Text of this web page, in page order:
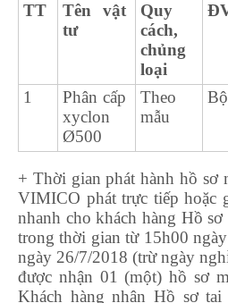
TT
Tên vật
tư
Quy
cách,
chủng
loại
1
Phân cấp
xyclon
Ø500
Theo
mẫu
Bộ
+ Thời gian phát hành hồ sơ
VIMICO phát trực tiếp hoặc
nhanh cho khách hàng Hồ
trong thời gian từ 15h00
ngày 26/7/2018 (trừ ngày
được nhận 01 (một) hồ sơ
Khách hàng nhận Hồ sơ